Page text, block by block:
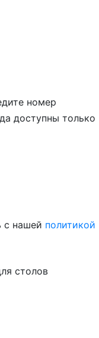
номер
доступны только
с нашей политикой
столов